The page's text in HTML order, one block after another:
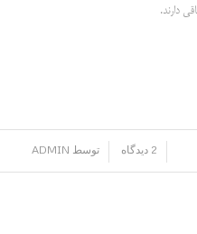
2 دیدگاه توسط ADMIN